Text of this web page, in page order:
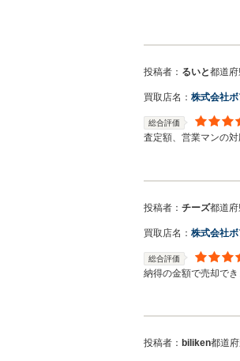
投稿者： るいと都道府
買取店名： 株式会社
総合評価
査定額、営業マンの
投稿者： チーズ都道府
買取店名： 株式会社
総合評価
納得の金額で売却でき
投稿者： biliken都道府